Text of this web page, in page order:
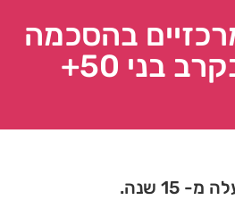
בהסכמה
בני 50+
15 שנה.